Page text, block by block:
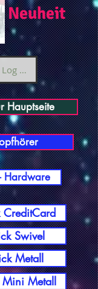
Neuheit
Log ind
Hauptseite
Hardware
CreditCard
Swivel
Metall
Mini Metall